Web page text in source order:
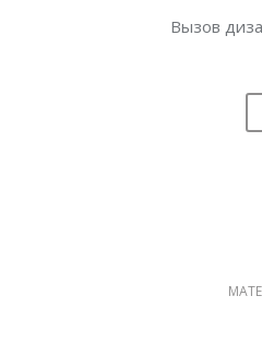
Вызов